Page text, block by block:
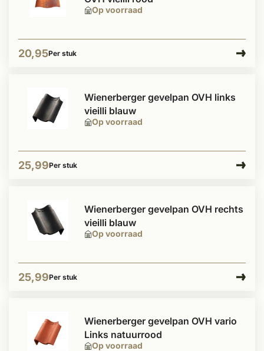
Op voorraad
20,95Per stuk
Op voorraad
Wienerberger gevelpan OVH links
vieilli blauw
25,99Per stuk
Op voorraad
Wienerberger gevelpan OVH rechts
vieilli blauw
25,99Per stuk
Op voorraad
Wienerberger gevelpan OVH vario
Links natuurrood